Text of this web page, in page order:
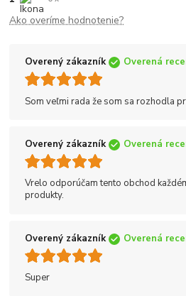
Ako overíme hodnotenie?
Overený zákazník Overená
Som veľmi rada že som sa rozhodla
Overený zákazník Overená
Vrelo odporúčam tento obchod
produkty.
Overený zákazník Overená
Super